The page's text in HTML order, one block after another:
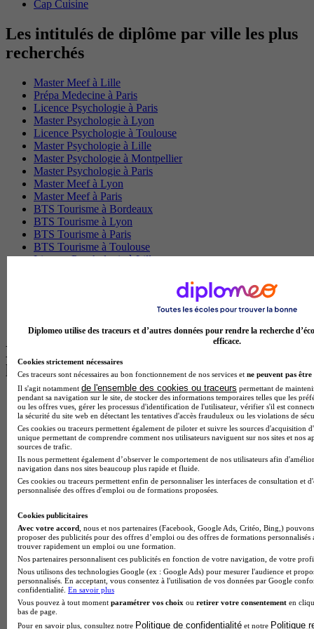
Cap Cuisine
Les intitulés de diplôme par ville les plus
recherchés
Master Meef à Lille
Prépa Medecine à Paris
Licence Psychologie à Paris
Master Psychologie à Lyon
Licence Psychologie à Toulouse
Master Psychologie à Lille
Master Psychologie à Montpellier
Master Psychologie à Paris
Master Meef à Lyon
Master Meef à Paris
BTS Tourisme à Bordeaux
BTS Tourisme à Lyon
BTS Tourisme à Paris
BTS Tourisme à Toulouse
Licence Psychologie à Lille
BTS Communication à Bordeaux
BTS Communication à Lyon
Les intitulés de diplôme par alternance
les plus recherchés
BTS Esf en alternance
BTS Dietetique en alternance
BTS Mco en alternance
BTS Pi en alternance
BTS Sp3s en alternance
Master CCA en alternance
BTS Ndrc en alternance
BTS Sam en alternance
BTS Sio en alternance
MSc Marketing Digital en alternance
BTS Gpme en alternance
Cap Electricien en alternance
BTS Gpn en alternance
BTS Domotique en alternance
BAC Pro Agora en alternance
BTS Sta en alternance
BTS Iris en alternance
Diplomeo utilise des traceurs et d’autres données pour rendre la recherche
efficace.
Cookies strictement nécessaires
Ces traceurs sont nécessaires au bon fonctionnement de nos services et ne peuvent pas être
Il s'agit notamment de l'ensemble des cookies ou traceurs permettant de
pendant sa navigation sur le site, de stocker des informations temporaires telles que les
ou les offres vues, gérer les processus d'identification de l'utilisateur, vérifier s'il est
la sécurité du site web en détectant les tentatives d'accès frauduleux ou les violations de
Ces cookies ou traceurs permettent également de piloter et suivre les sources d'acquisition
unique permettant de comprendre comment nos utilisateurs naviguent sur nos sites et nos
sources de trafic.
Ils nous permettent également d’observer le comportement de nos utilisateurs afin
navigation dans nos sites beaucoup plus rapide et fluide.
Ces cookies ou traceurs permettent enfin de personnaliser les interfaces de consultation et
personnalisée des offres d'emploi ou de formations proposées.
Cookies publicitaires
Avec votre accord , nous et nos partenaires (Facebook, Google Ads, Critéo, Bing,)
proposer des publicités pour des offres d’emploi ou des offres de formations
trouver rapidement un emploi ou une formation.
Nos partenaires personnalisent ces publicités en fonction de votre navigation, de votre
Nous utilisons des technologies Google (ex : Google Ads) pour mesurer l'audience et
personnalisés. En acceptant, vous consentez à l'utilisation de vos données par Google
confidentialité. En savoir plus
Vous pouvez à tout moment paramétrer vos choix ou retirer votre consentement en
bas de page.
Pour en savoir plus, consultez notre Politique de confidentialité et notre Politique